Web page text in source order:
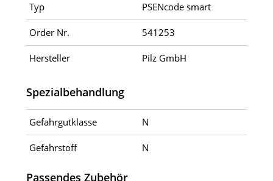
Typ PSENcode smart
Order Nr. 541253
Hersteller Pilz GmbH
Spezialbehandlung
Gefahrgutklasse N
Gefahrstoff N
Passendes Zubehör